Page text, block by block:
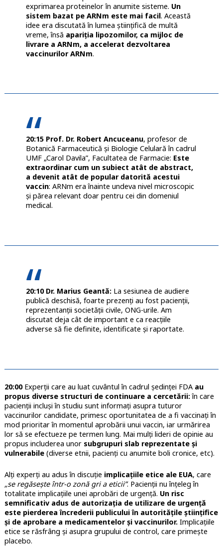
exprimarea proteinelor în anumite sisteme. Un
sistem bazat pe ARNm este mai facil. Această
idee era discutată în lumea științifică de multă
vreme, însă apariția lipozomilor, ca mijloc de
livrare a ARNm, a accelerat dezvoltarea
vaccinurilor ARNm.
20:15 Prof. Dr. Robert Ancuceanu, profesor de
Botanică Farmaceutică şi Biologie Celulară în cadrul
UMF „Carol Davila”, Facultatea de Farmacie: Este
extraordinar cum un subiect atât de abstract,
a devenit atât de popular datorită acestui
vaccin: ARNm era înainte undeva nivel microscopic
și părea relevant doar pentru cei din domeniul
medical.
20:10 Dr. Marius Geantă:La sesiunea de audiere
publică deschisă, foarte prezenți au fost pacienții,
reprezentanții societății civile, ONG-urile. Am
discutat deja cât de important e ca reacțiile
adverse să fie definite, identificate și raportate.
20:00Experții care au luat cuvântul în cadrul ședinței FDA au
propus diverse structuri de continuare a cercetării:în care
pacienții incluși în studiu sunt informați asupra tuturor
vaccinurilor candidate, primesc oportunitatea de a fi vaccinați în
mod prioritar în momentul aprobării unui vaccin, iar urmărirea
lor să se efectueze pe termen lung. Mai mulți lideri de opinie au
propus includerea unor subgrupuri slab reprezentate și
vulnerabile(diverse etnii, pacienți cu anumite boli cronice, etc).
Alți experți au adus în discuție implicațiile etice ale EUA, care
„se regăsește într-o zonă gri a eticii”. Pacienții nu înțeleg în
totalitate implicațiile unei aprobări de urgență. Un risc
semnificativ adus de autorizația de utilizare de urgență
este pierderea încrederii publicului în autoritățile științifice
și de aprobare a medicamentelor și vaccinurilor.Implicațiile
etice se răsfrâng și asupra grupului de control, care primește
placebo.